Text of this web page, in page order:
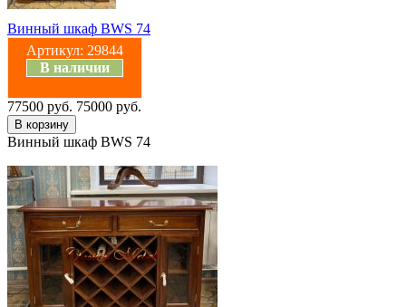
Винный шкаф BWS 74
Артикул: 29844
В наличии
77500 руб. 75000 руб.
Винный шкаф BWS 74